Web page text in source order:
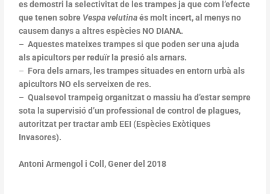
es demostri la selectivitat de les trampes ja que com l’efecte
que tenen sobre Vespa velutinaés molt incert, al menys no
causem danys a altres espècies NO DIANA.
–Aquestes mateixes trampes si quepoden ser una ajuda
als apicultors per reduïr la presió als arnars.
– Fora dels arnars, les trampes situades en entorn urbà als
apicultors NO els serveixen de res.
–Qualsevol trampeig organitzat o massiu ha d’estarsempre
sota la supervisió d’un professional de control de plagues,
autoritzat per tractar amb EEI (Espècies Exòtiques
Invasores).
Antoni Armengol i Coll, Gener del 2018